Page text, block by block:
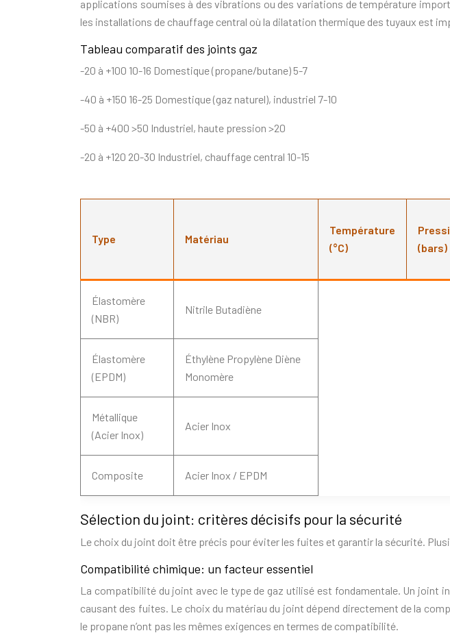
applications soumises à des vibrations ou des variations de température
les installations de chauffage central où la dilatation thermique des tuyaux est
Tableau comparatif des joints gaz
-20 à +100 10-16 Domestique (propane/butane) 5-7
-40 à +150 16-25 Domestique (gaz naturel), industriel 7-10
-50 à +400 >50 Industriel, haute pression >20
-20 à +120 20-30 Industriel, chauffage central 10-15
Type Matériau
Température
(°C)
(bars)
Élastomère
(NBR)
Nitrile Butadiène
Élastomère
(EPDM)
Éthylène Propylène Diène
Monomère
Métallique
(Acier Inox)
Acier Inox
Composite Acier Inox / EPDM
Sélection du joint: critères décisifs pour la sécurité
Le choix du joint doit être précis pour éviter les fuites et garantir la sécurité.
Compatibilité chimique: un facteur essentiel
La compatibilité du joint avec le type de gaz utilisé est fondamentale. Un joint
causant des fuites. Le choix du matériau du joint dépend directement de la
le propane n’ont pas les mêmes exigences en termes de compatibilité.